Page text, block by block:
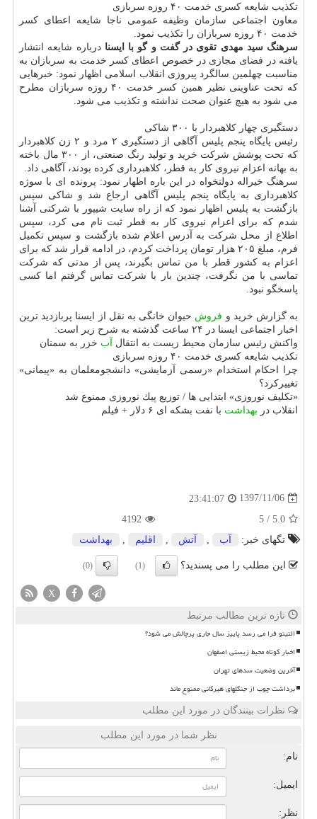
تكذیب شایعه كسری خدمت ۴۰ روزه سربازی
معاون اجتماعی سازمان وظیفه عمومی ناجا شایعه اعطای كسر
خدمت ۴۰ روزه سربازان را تكذیب نمود.
سرهنگ سید مهدی تقوی در گفت و گو با ایسنا درباره شایعه انتشار
یافته در فضای مجازی در خصوص اعطای كسر خدمت به سربازان به
مناسبت چهلمین سالگرد پیروزی انقلاب اسلامی اظهار نمود: خبرهایی
كه تحت عناوینی نظیر همین كسر خدمت ۴۰ روزه سربازان مطرح
می شود به هیچ عنوان صحت نداشته و تكذیب می شود.
دستگیری چهار كلاهبردار با ۳۰۰ شاكی
رئیس پایگاه پنجم پلیس آگاهی از دستگیری ۲ مرد و ۲ زن كلاهبردار
كه تحت پوشش شركت خرید و تولید رنگ صنعتی، از ۳۰۰ مال باخته
به بهانه اعزام نیروی كار به قطر، كلاهبرداری كرده بودند، آگاهی داد.
سرهنگ خیراله دولتخواه در این باره اظهار نمود: پرونده ای با سوژه
كلاهبرداری به پایگاه پنجم پلیس آگاهی ارجاع شد و شاكی سپس
بازگشت به پلیس اظهار نمود كه از راه سایت شیپور با شركتی آشنا
شدم كه برای اعزام نیروی كار به قطر ثبت نام می كرد، سپس
اطلاع از محل شركت به آدرس اعلام شده بازگشت و سپس تكمیل
فرم، مبلغ ۲۰۵ هزار تومان پرداخت كردم، در ادامه قرار شد كه برای
اعزام به كشور قطر با من تماس بگیرند، پس از مدتی كه شركت
تماسی با من نگرفت، چندین بار با شركت تماس گرفتم اما كسی
پاسخگو نبود.
به گزارش خرید و فروش حیوان خانگی به نقل از ایسنا پربازدید ترین
اخبار اجتماعی ایسنا در ۲۴ ساعت گذشته به شرح زیر است:
واكنش رئیس سازمان محیط زیست به انتقال آب خزر به سمنان
تكذیب شایعه كسری خدمت ۴۰ روزه سربازی
چرا احكام استخدام «رسمی آزمایشی» دانشجومعلمان به «پیمانی»
تغییركرد؟
«تكلیف نوروزی» ابتدایی ها / توزیع پیك نوروزی ممنوع شد
انقلاب در بهداشت با نفت بشكه ای ۶ دلار + فیلم
1397/11/06
23:41:07
5.0
/
5
4192
تگهای خبر:
آب آتش اقلیم بهداشت
این مطلب را می پسندید؟ (1)
(0)
X
تازه ترین مطالب مرتبط
النینو فرا می رسد پاییز سال جاری پرچالش می شود؟
اخبار کوتاه محیط زیستی اصفهان
آخرین وضعیت سدهای تهران
برداشت چوب از جنگلهای هیرکانی ممنوع ماند
نظرات بینندگان در مورد این مطلب
نظر شما در مورد این مطلب
نام:
ایمیل:
نظر: